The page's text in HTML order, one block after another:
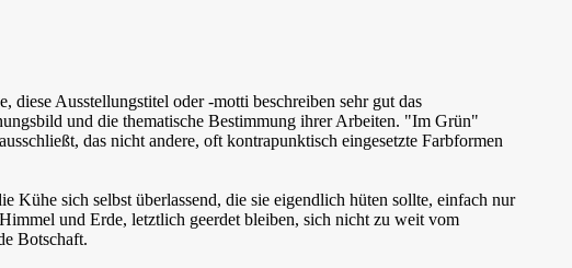
Ausstellungstitel oder -motti beschreiben sehr gut das
und die thematische Bestimmung ihrer Arbeiten. "Im Grün"
das nicht andere, oft kontrapunktisch eingesetzte Farbformen
Kühe sich selbst überlassend, die sie eigendlich hüten sollte, einfach nur
und Erde, letztlich geerdet bleiben, sich nicht zu weit vom
Botschaft.